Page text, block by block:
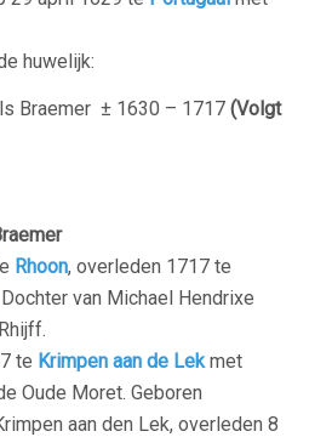
huwelijk:
Braemer ± 1630 – 1717 (Volgt
Rhoon, overleden 1717 te
van Michael Hendrixe
te Krimpen aan de Lekmet
Oude Moret. Geboren
aan den Lek, overleden 8